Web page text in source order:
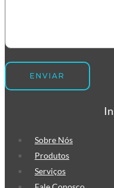
Atacado
Fita
Sobre Nós
Produtos
Serviços